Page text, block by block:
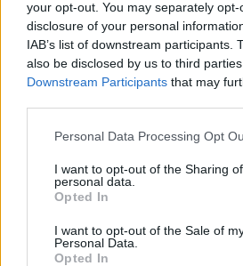
your opt-out. You may separately
disclosure of your personal
IAB’s list of downstream participants.
also be disclosed by us to third
Downstream Participants that may
Personal Data Processing Opt
I want to opt-out of the Sharing
personal data.
Opted In
I want to opt-out of the Sale of
Personal Data.
Opted In
Белият дом спира
възобновяема енергия
07.08.2026 / 18:00